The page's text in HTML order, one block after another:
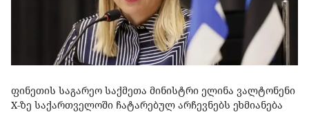
ფინეთის საგარეო საქმეთა მინისტრი ელინა ვალტონენი
X-ზე საქართველოში ჩატარებულ არჩევნებს ეხმიანება